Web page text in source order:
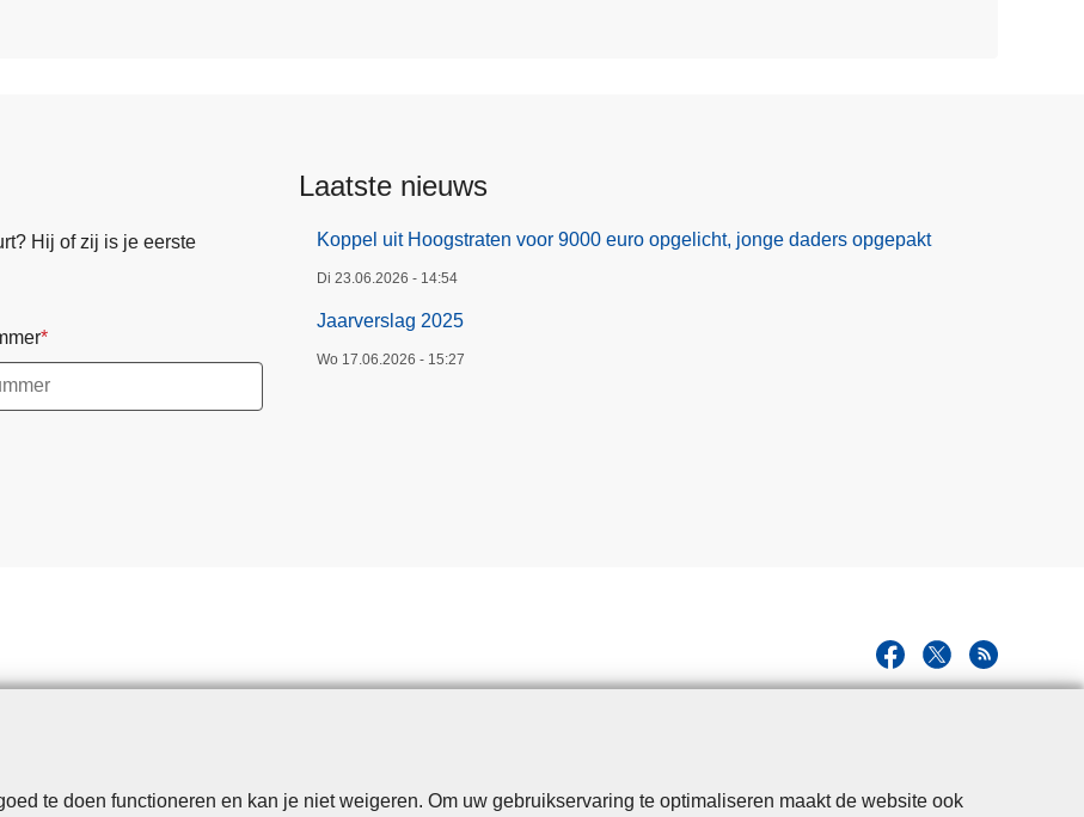
te doen functioneren en kan je niet weigeren. Om uw gebruikservaring te optimaliseren maakt de website ook
Hij of zij is je eerste
Laatste nieuws
Koppel uit Hoogstraten voor 9000 euro opgelicht, jonge daders opgepakt
Di 23.06.2026 - 14:54
Jaarverslag 2025
Wo 17.06.2026 - 15:27
Disclaimer Privacy Cookies Toegankelijkheid